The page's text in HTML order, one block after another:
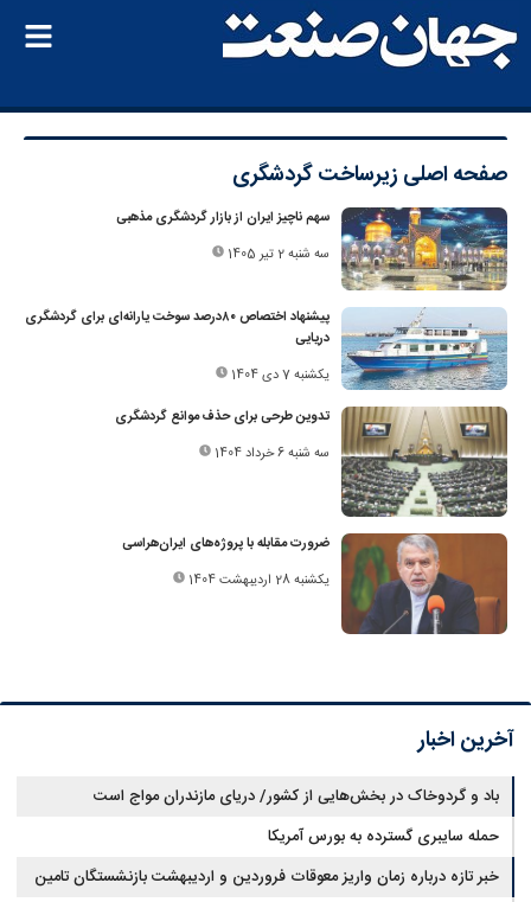
صفحه اصلی زیرساخت گردشگری
سهم ناچیز ایران از بازار گردشگری مذهبی
سه شنبه 2 تیر 1405
پیشنهاد اختصاص ۸۰درصد سوخت یارانه‌ای برای گردشگری
دریایی
یکشنبه 7 دی 1404
تدوین طرحی برای حذف موانع گردشگری
سه شنبه 6 خرداد 1404
ضرورت مقابله با پروژه‌های ایران‌هراسی
یکشنبه 28 اردیبهشت 1404
آخرین اخبار
باد و گردوخاک در بخش‌هایی از کشور/ دریای مازندران مواج است
حمله سایبری گسترده به بورس آمریکا
خبر تازه درباره زمان واریز معوقات فروردین و اردیبهشت بازنشستگان تامین